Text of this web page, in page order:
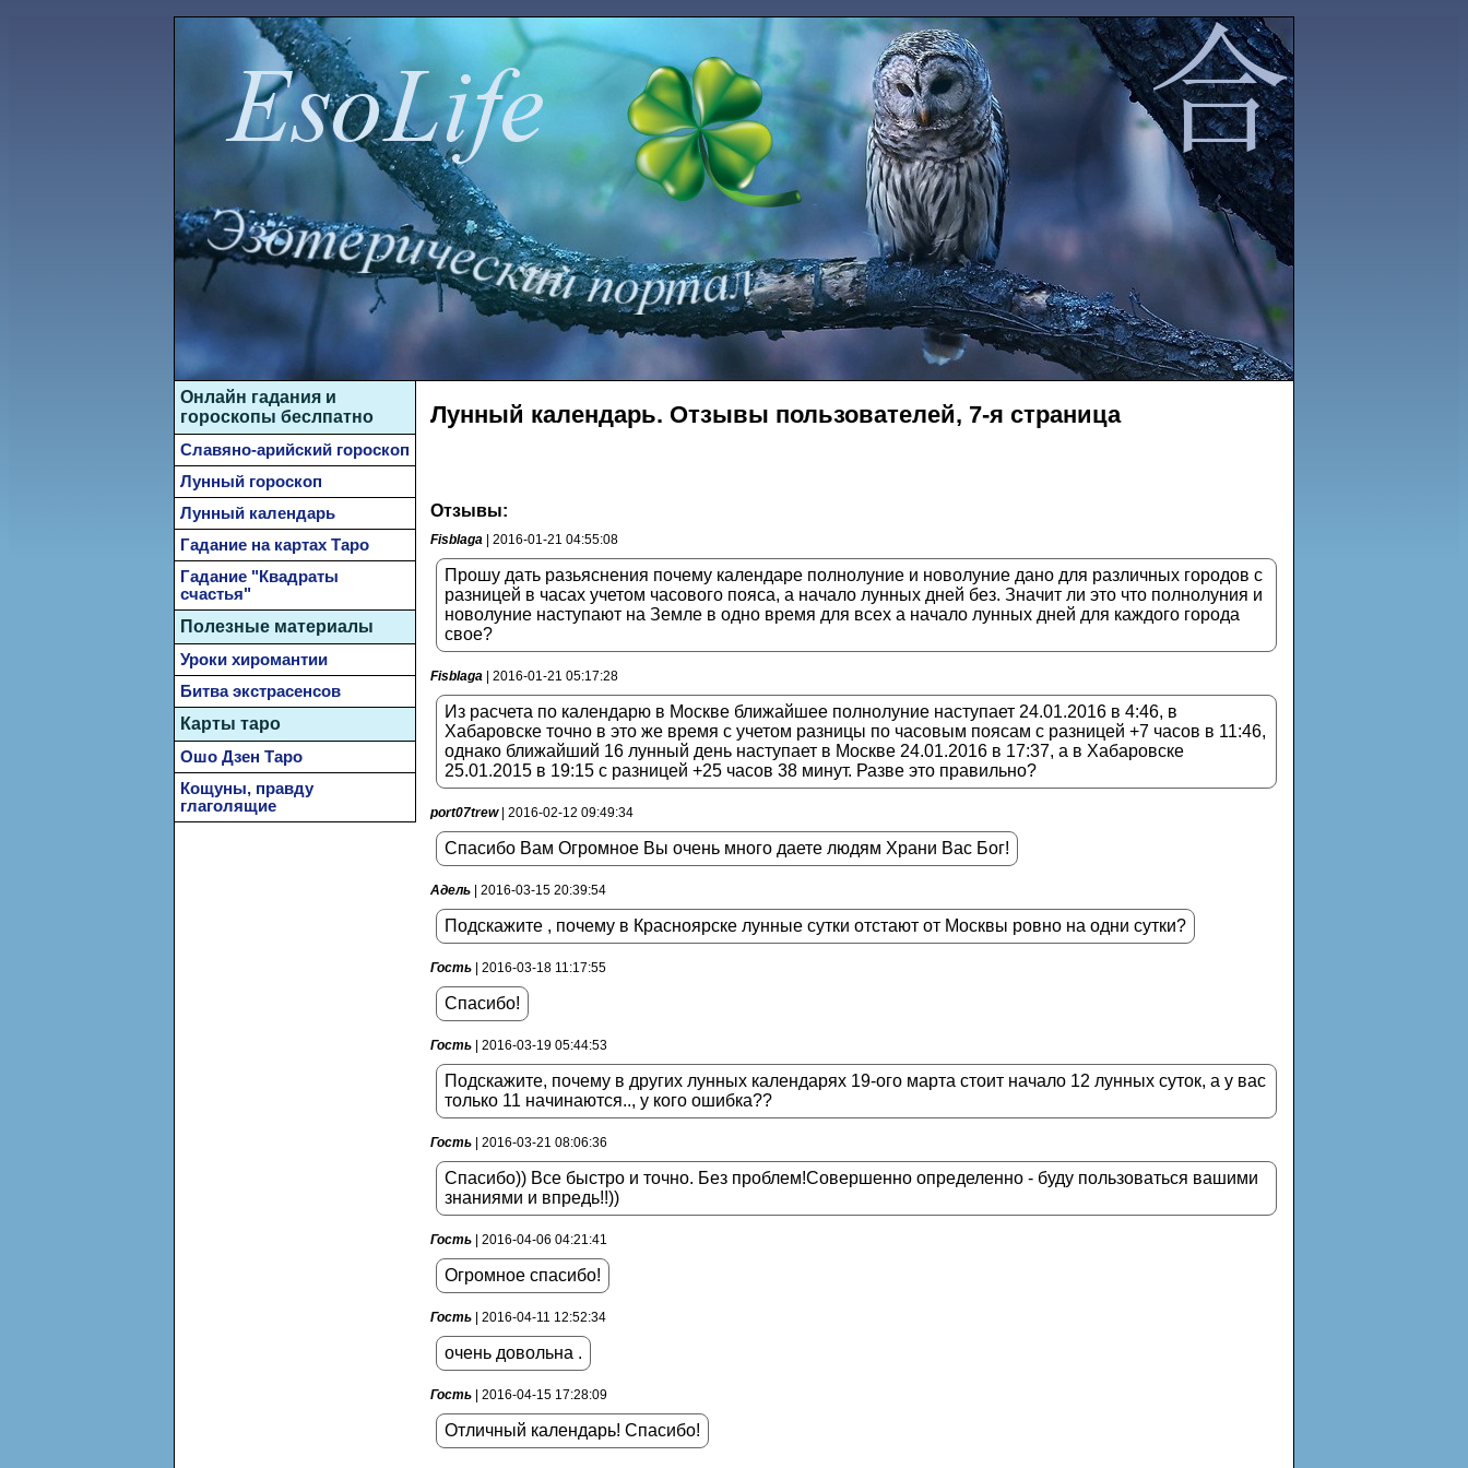
Лунный календарь. Отзывы пользователей, 7-я страница
Отзывы:
Fisblaga | 2016-01-21 04:55:08
Прошу дать разьяснения почему календаре полнолуние и новолуние дано для различных городов с
разницей в часах учетом часового пояса, а начало лунных дней без. Значит ли это что полнолуния и
новолуние наступают на Земле в одно время для всех а начало лунных дней для каждого города
свое?
Fisblaga | 2016-01-21 05:17:28
Из расчета по календарю в Москве ближайшее полнолуние наступает 24.01.2016 в 4:46, в
Хабаровске точно в это же время с учетом разницы по часовым поясам с разницей +7 часов в 11:46,
однако ближайший 16 лунный день наступает в Москве 24.01.2016 в 17:37, а в Хабаровске
25.01.2015 в 19:15 с разницей +25 часов 38 минут. Разве это правильно?
port07trew| 2016-02-12 09:49:34
Спасибо Вам Огромное Вы очень много даете людям Храни Вас Бог!
Адель | 2016-03-15 20:39:54
Подскажите , почему в Красноярске лунные сутки отстают от Москвы ровно на одни сутки?
Гость | 2016-03-18 11:17:55
Спасибо!
Гость | 2016-03-19 05:44:53
Подскажите, почему в других лунных календарях 19-ого марта стоит начало 12 лунных суток, а у вас
только 11 начинаются.., у кого ошибка??
Гость | 2016-03-21 08:06:36
Спасибо)) Все быстро и точно. Без проблем!Совершенно определенно - буду пользоваться вашими
знаниями и впредь!!))
Гость | 2016-04-06 04:21:41
Огромное спасибо!
Гость | 2016-04-11 12:52:34
очень довольна .
Гость | 2016-04-15 17:28:09
Отличный календарь! Спасибо!
Онлайн гадания и
гороскопы беслпатно
Славяно-арийский гороскоп
Лунный гороскоп
Лунный календарь
Гадание на картах Таро
Гадание "Квадраты
счастья"
Полезные материалы
Уроки хиромантии
Битва экстрасенсов
Карты таро
Ошо Дзен Таро
Кощуны, правду
глаголящие